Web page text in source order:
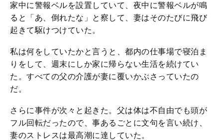
家中に警報ベルを設置していて、夜中に警報ベルが鳴
ると「あ、倒れたな」と察して、妻はそのたびに飛び
起きて駆けつけていた。
私は何をしていたかと言うと、都内の仕事場で寝泊ま
りをして、週末にしか家に帰らない生活を続けてい
た。すべての父の介護が妻に覆いかぶさっていたの
だ。
さらに事件が次々と起きた。父は体は不自由でも頭が
フル回転だったので、事あるごとに文句を言い続け、
妻のストレスは最高潮に達していた。